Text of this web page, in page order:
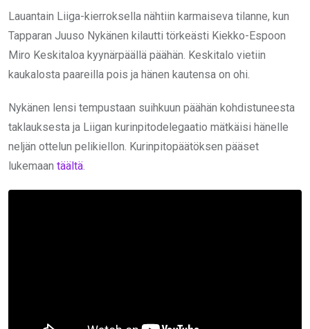
Lauantain Liiga-kierroksella nähtiin karmaiseva tilanne, kun
Tapparan Juuso Nykänen kilautti törkeästi Kiekko-Espoon
Miro Keskitaloa kyynärpäällä päähän. Keskitalo vietiin
kaukalosta paareilla pois ja hänen kautensa on ohi.
Nykänen lensi tempustaan suihkuun päähän kohdistuneesta
taklauksesta ja Liigan kurinpitodelegaatio mätkäisi hänelle
neljän ottelun pelikiellon. Kurinpitopäätöksen pääset
lukemaan täältä.